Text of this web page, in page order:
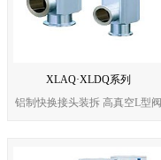
XLAQ·XLDQ系列
铝制快换接头装拆 高真空L型阀